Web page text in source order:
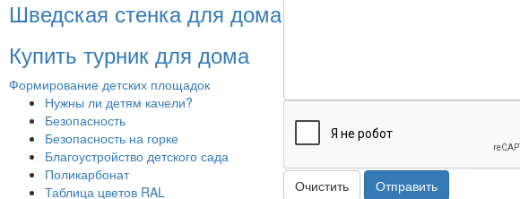
Шведская стенка для дома
Купить турник для дома
Формирование детских площадок
Нужны ли детям качели?
Безопасность
Безопасность на горке
Благоустройство детского сада
Поликарбонат
Таблица цветов RAL
Очистить Отправить